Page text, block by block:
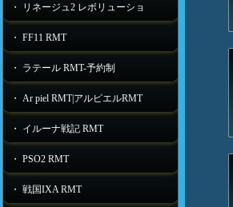
・ リネージュ2 レボリューショ
・ FF11 RMT
・ ラテール RMT-予約制
・ Ar piel RMT|アルピエルRMT
・ イルーナ戦記 RMT
・ PSO2 RMT
・ 戦国IXA RMT